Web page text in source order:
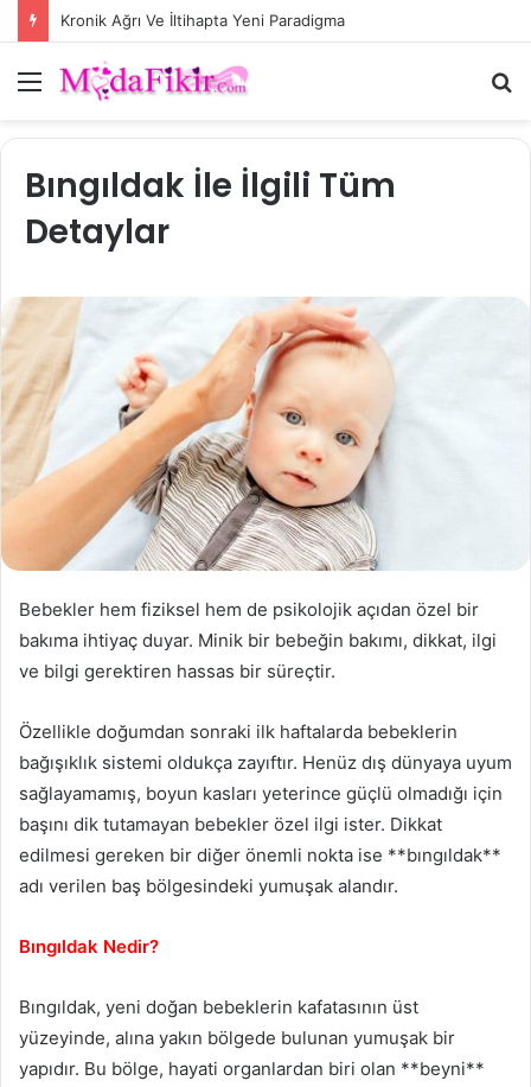
Kronik Ağrı Ve İltihapta Yeni Paradigma
Menü
Bıngıldak İle İlgili Tüm
Detaylar
Bebekler hem fiziksel hem de psikolojik açıdan özel bir
bakıma ihtiyaç duyar. Minik bir bebeğin bakımı, dikkat, ilgi
ve bilgi gerektiren hassas bir süreçtir.
Özellikle doğumdan sonraki ilk haftalarda bebeklerin
bağışıklık sistemi oldukça zayıftır. Henüz dış dünyaya uyum
sağlayamamış, boyun kasları yeterince güçlü olmadığı için
başını dik tutamayan bebekler özel ilgi ister. Dikkat
edilmesi gereken bir diğer önemli nokta ise **bıngıldak**
adı verilen baş bölgesindeki yumuşak alandır.
Bıngıldak Nedir?
Bıngıldak, yeni doğan bebeklerin kafatasının üst
yüzeyinde, alına yakın bölgede bulunan yumuşak bir
yapıdır. Bu bölge, hayati organlardan biri olan **beyni**